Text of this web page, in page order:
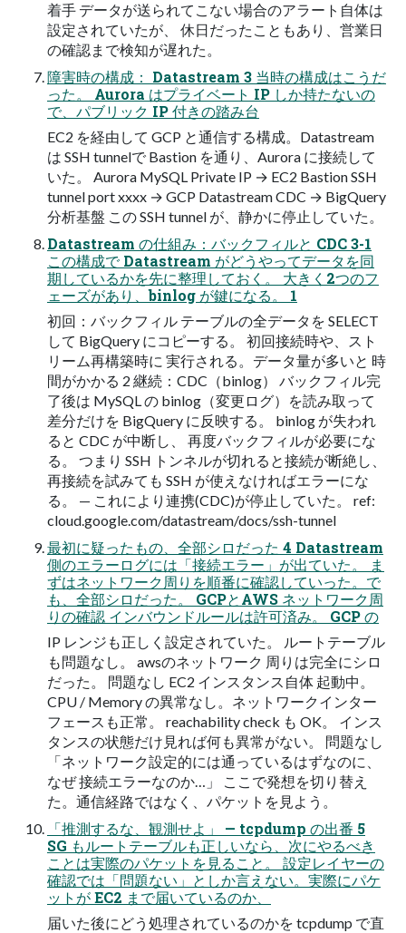
着手 データが送られてこない場合のアラート自体は
設定されていたが、 休日だったこともあり、営業日
の確認まで検知が遅れた。
障害時の構成： Datastream 3 当時の構成はこうだ
った。 Aurora はプライベート IP しか持たないの
で、パブリック IP 付きの踏み台
EC2 を経由して GCP と通信する構成。Datastream
は SSH tunnelで Bastion を通り、Aurora に接続して
いた。 Aurora MySQL Private IP → EC2 Bastion SSH
tunnel port xxxx → GCP Datastream CDC → BigQuery
分析基盤 この SSH tunnel が、静かに停止していた。
Datastream の仕組み：バックフィルと CDC 3-1
この構成で Datastream がどうやってデータを同
期しているかを先に整理しておく。 大きく2つのフ
ェーズがあり、binlog が鍵になる。 1
初回：バックフィル テーブルの全データを SELECT
して BigQuery にコピーする。 初回接続時や、スト
リーム再構築時に 実行される。データ量が多いと 時
間がかかる 2 継続：CDC（binlog） バックフィル完
了後は MySQL の binlog（変更ログ）を読み取って
差分だけを BigQuery に反映する。 binlog が失われ
ると CDC が中断し、 再度バックフィルが必要にな
る。 つまり SSH トンネルが切れると接続が断絶し、
再接続を試みても SSH が使えなければエラーにな
る。 — これにより連携(CDC)が停止していた。 ref:
cloud.google.com/datastream/docs/ssh-tunnel
最初に疑ったもの、全部シロだった 4 Datastream
側のエラーログには「接続エラー」が出ていた。 ま
ずはネットワーク周りを順番に確認していった。で
も、全部シロだった。 GCPとAWS ネットワーク周
りの確認 インバウンドルールは許可済み。 GCP の
IP レンジも正しく設定されていた。 ルートテーブル
も問題なし。 awsのネットワーク 周りは完全にシロ
だった。 問題なし EC2 インスタンス自体 起動中。
CPU / Memory の異常なし。ネットワークインター
フェースも正常。 reachability check も OK。 インス
タンスの状態だけ見れば何も異常がない。 問題なし
「ネットワーク設定的には通っているはずなのに、
なぜ 接続エラーなのか…」 ここで発想を切り替え
た。通信経路ではなく、パケットを見よう。
「推測するな、観測せよ」 — tcpdump の出番 5
SG もルートテーブルも正しいなら、次にやるべき
ことは実際のパケットを見ること。 設定レイヤーの
確認では「問題ない」としか言えない。実際にパケ
ットが EC2 まで届いているのか、
届いた後にどう処理されているのかを tcpdump で直